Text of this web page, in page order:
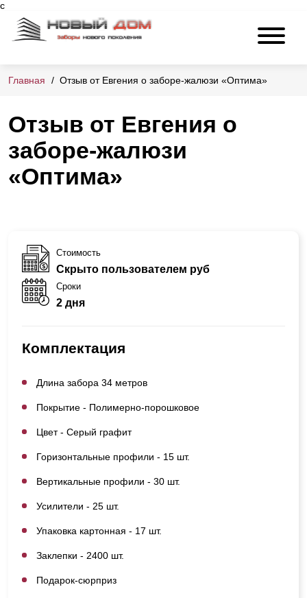
с
Главная Отзыв от Евгения о заборе-жалюзи «Оптима»
Отзыв от Евгения о
заборе-жалюзи
«Оптима»
Стоимость
Скрыто пользователем руб
Сроки
2 дня
Комплектация
Длина забора 34 метров
Покрытие - Полимерно-порошковое
Цвет - Серый графит
Горизонтальные профили - 15 шт.
Вертикальные профили - 30 шт.
Усилители - 25 шт.
Упаковка картонная - 17 шт.
Заклепки - 2400 шт.
Подарок-сюрприз